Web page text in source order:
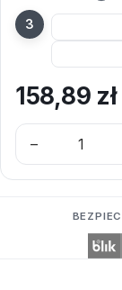
158,89 zł
–